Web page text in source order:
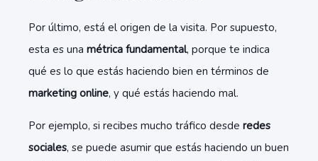
Por último, está el origen de la visita. Por supuesto,
esta es una métrica fundamental, porque te indica
qué es lo que estás haciendo bien en términos de
marketing online, y qué estás haciendo mal.
Por ejemplo, si recibes mucho tráfico desde redes
sociales, se puede asumir que estás haciendo un buen